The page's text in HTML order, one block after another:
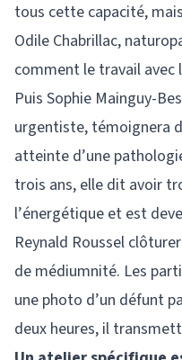
tous cette capacité,
Odile Chabrillac,
comment le travail avec
Puis Sophie Mainguy-
urgentiste, témoignera
atteinte d’une
trois ans, elle dit avoir
l’énergétique et est
Reynald Roussel
de médiumnité. Les
une photo d’un défunt
deux heures, il